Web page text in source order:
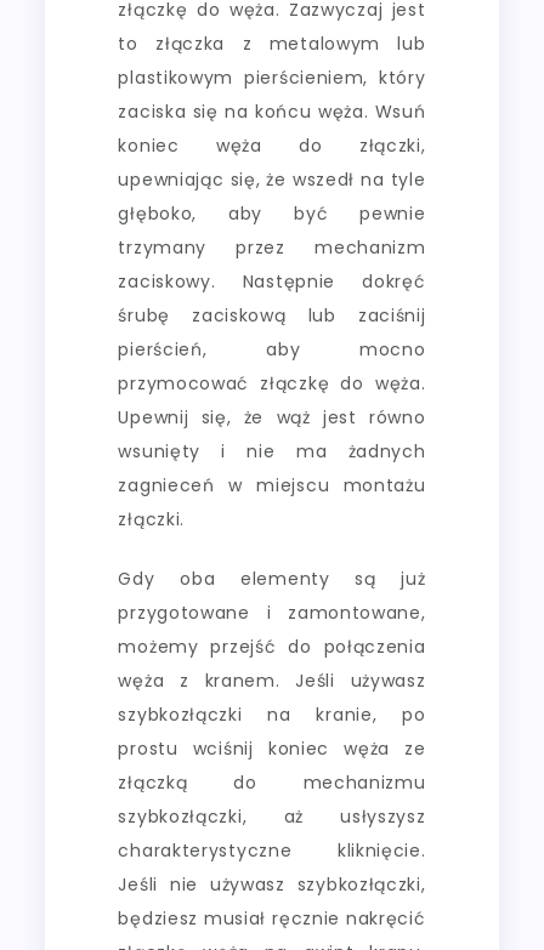
złączkę do węża. Zazwyczaj jest
to złączka z metalowym lub
plastikowym pierścieniem, który
zaciska się na końcu węża. Wsuń
koniec węża do złączki,
upewniając się, że wszedł na tyle
głęboko, aby być pewnie
trzymany przez mechanizm
zaciskowy. Następnie dokręć
śrubę zaciskową lub zaciśnij
pierścień, aby mocno
przymocować złączkę do węża.
Upewnij się, że wąż jest równo
wsunięty i nie ma żadnych
zagnieceń w miejscu montażu
złączki.
Gdy oba elementy są już
przygotowane i zamontowane,
możemy przejść do połączenia
węża z kranem. Jeśli używasz
szybkozłączki na kranie, po
prostu wciśnij koniec węża ze
złączką do mechanizmu
szybkozłączki, aż usłyszysz
charakterystyczne kliknięcie.
Jeśli nie używasz szybkozłączki,
będziesz musiał ręcznie nakręcić